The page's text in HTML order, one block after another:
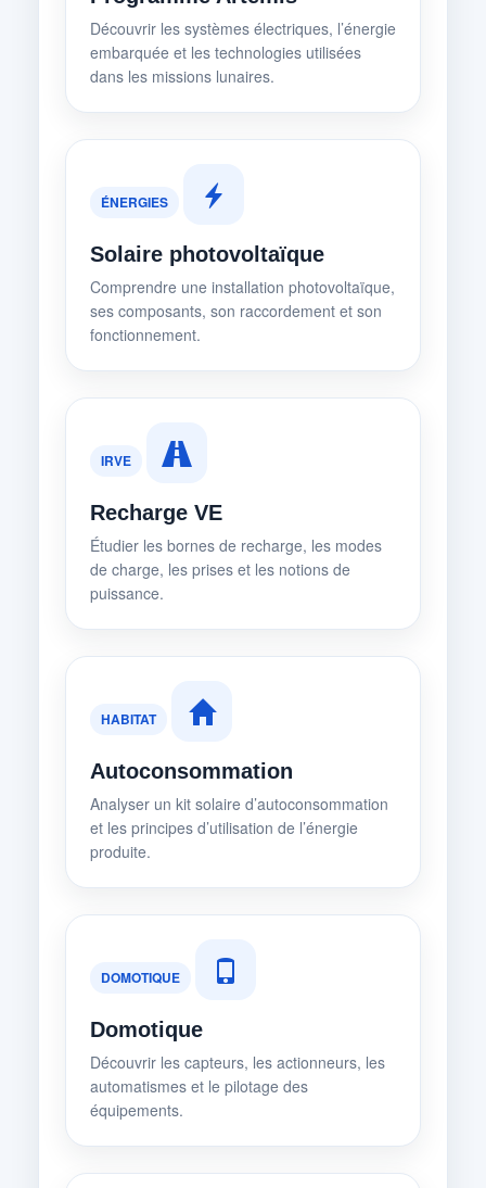
Découvrir les systèmes électriques, l’énergie
embarquée et les technologies utilisées
dans les missions lunaires.
ÉNERGIES
Solaire photovoltaïque
Comprendre une installation photovoltaïque,
ses composants, son raccordement et son
fonctionnement.
IRVE
Recharge VE
Étudier les bornes de recharge, les modes
de charge, les prises et les notions de
puissance.
HABITAT
Autoconsommation
Analyser un kit solaire d’autoconsommation
et les principes d’utilisation de l’énergie
produite.
DOMOTIQUE
Domotique
Découvrir les capteurs, les actionneurs, les
automatismes et le pilotage des
équipements.